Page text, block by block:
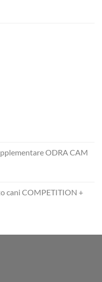
ODRA CAM
cani COMPETITION +